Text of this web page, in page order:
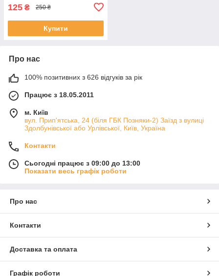
125 ₴ 250 ₴
Купити
Про нас
100% позитивних з 626 відгуків за рік
Працює з 18.05.2011
м. Київ
вул. Прип'ятська, 24 (біля ГБК Позняки-2) Заїзд з вулиці
Здолбунівської або Урлівської, Київ, Україна
Контакти
Сьогодні працює з 09:00 до 13:00
Показати весь графік роботи
Про нас
Контакти
Доставка та оплата
Графік роботи